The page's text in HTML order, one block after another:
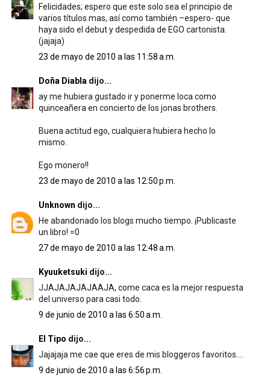
Felicidades; espero que este solo sea el principio de
varios títulos mas, así como también –espero- que
haya sido el debut y despedida de EGO cartonista.
(jajaja)
23 de mayo de 2010 a las 11:58 a.m.
Doña Diabla dijo...
ay me hubiera gustado ir y ponerme loca como
quinceañera en concierto de los jonas brothers.
Buena actitud ego, cualquiera hubiera hecho lo
mismo.
Ego monero!!
23 de mayo de 2010 a las 12:50 p.m.
Unknown dijo...
He abandonado los blogs mucho tiempo. ¡Publicaste
un libro! =0
27 de mayo de 2010 a las 12:48 a.m.
Kyuuketsuki dijo...
JJAJAJAJAJAAJA, come caca es la mejor respuesta
del universo para casi todo.
9 de junio de 2010 a las 6:50 a.m.
El Tipo dijo...
Jajajaja me cae que eres de mis bloggeros favoritos....
9 de junio de 2010 a las 6:56 p.m.